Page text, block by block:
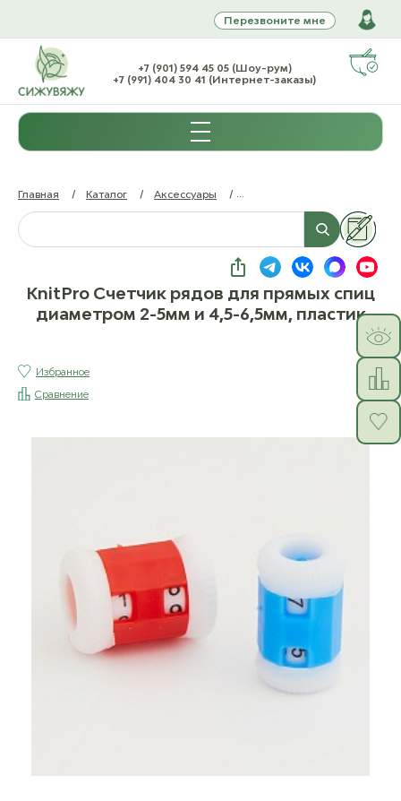
Перезвоните мне
+7 (901) 594 45 05 (Шоу-рум)
+7 (991) 404 30 41 (Интернет-заказы)
Главная / Каталог / Аксессуары /
KnitPro Счетчик рядов для прямых спиц
диаметром 2-5мм и 4,5-6,5мм, пластик
Избранное
Сравнение